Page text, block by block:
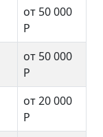
от 50 000
Р
от 50 000
Р
от 20 000
Р